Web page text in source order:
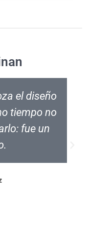
el diseño
tiempo no
fue un